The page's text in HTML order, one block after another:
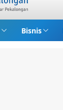
Bisnis